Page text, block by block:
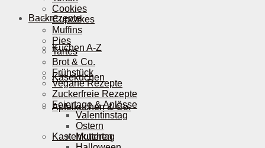
Backrezepte
Kuchen A-Z
Käsekuchen
Apfelkuchen & Co.
Kastenkuchen
Cookies
Cupcakes
Muffins
Pies
Tartes
Brot & Co.
Frühstück
Vegane Rezepte
Zuckerfreie Rezepte
Feiertage & Anlässe
Valentinstag
Ostern
Muttertag